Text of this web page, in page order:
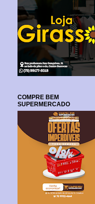
COMPRE BEM
SUPERMERCADO